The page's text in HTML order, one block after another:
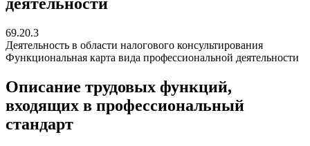
69.20.3
Деятельность в области налогового консультирования
Функциональная карта вида профессиональной деятельности
Описание трудовых функций,
входящих в профессиональный
стандарт